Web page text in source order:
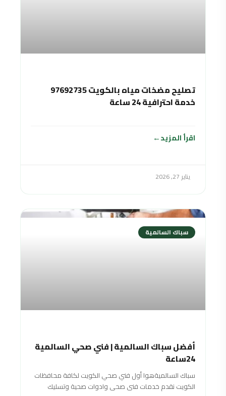
تصليح مضخات مياه بالكويت 97692735
خدمة احترافية 24 ساعة
اقرأ المزيد
يناير 27, 2026
سباك السالمية
أفضل سباك السالمية | فني صحي السالمية
24ساعة
سباك السالميةهوا أول فني صحي الكويت لكافة محافظات
الكويت نقدم خدمات فنى صحى وادوات صحية وتسليك